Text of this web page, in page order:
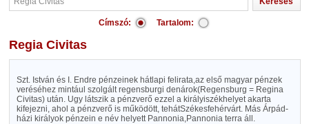
Címszó: Tartalom:
Regia Civitas
Szt. István és I. Endre pénzeinek hátlapi felirata,az első magyar pénzek
veréséhez mintául szolgált regensburgi denárok(Regensburg = Regina
Civitas) után. Ugy látszik a pénzverő ezzel a királyiszékhelyet akarta
kifejezni, ahol a pénzverő is működött, tehátSzékesfehérvárt. Más Árpád-
házi királyok pénzein e név helyett Pannonia,Pannonia terra áll.